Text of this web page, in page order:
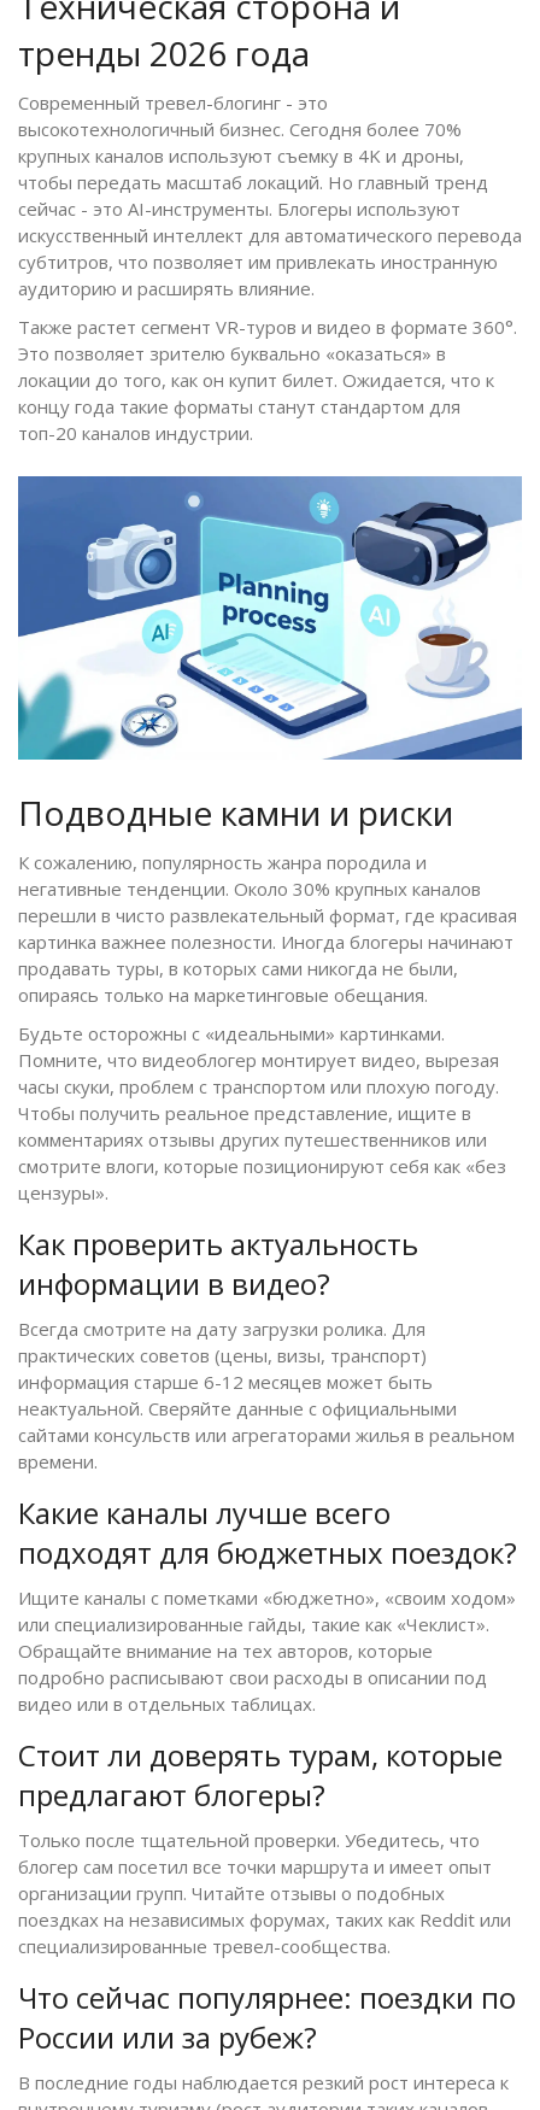
тренды 2026 года
Современный тревел-блогинг - это
высокотехнологичный бизнес. Сегодня более 70%
крупных каналов используют съемку в 4K и дроны,
чтобы передать масштаб локаций. Но главный тренд
сейчас - это AI-инструменты. Блогеры используют
искусственный интеллект для автоматического перевода
субтитров, что позволяет им привлекать иностранную
аудиторию и расширять влияние.
Также растет сегмент VR-туров и видео в формате 360°.
Это позволяет зрителю буквально «оказаться» в
локации до того, как он купит билет. Ожидается, что к
концу года такие форматы станут стандартом для
топ-20 каналов индустрии.
Подводные камни и риски
К сожалению, популярность жанра породила и
негативные тенденции. Около 30% крупных каналов
перешли в чисто развлекательный формат, где красивая
картинка важнее полезности. Иногда блогеры начинают
продавать туры, в которых сами никогда не были,
опираясь только на маркетинговые обещания.
Будьте осторожны с «идеальными» картинками.
Помните, что видеоблогер монтирует видео, вырезая
часы скуки, проблем с транспортом или плохую погоду.
Чтобы получить реальное представление, ищите в
комментариях отзывы других путешественников или
смотрите влоги, которые позиционируют себя как «без
цензуры».
Как проверить актуальность
информации в видео?
Всегда смотрите на дату загрузки ролика. Для
практических советов (цены, визы, транспорт)
информация старше 6-12 месяцев может быть
неактуальной. Сверяйте данные с официальными
сайтами консульств или агрегаторами жилья в реальном
времени.
Какие каналы лучше всего
подходят для бюджетных поездок?
Ищите каналы с пометками «бюджетно», «своим ходом»
или специализированные гайды, такие как «Чеклист».
Обращайте внимание на тех авторов, которые
подробно расписывают свои расходы в описании под
видео или в отдельных таблицах.
Стоит ли доверять турам, которые
предлагают блогеры?
Только после тщательной проверки. Убедитесь, что
блогер сам посетил все точки маршрута и имеет опыт
организации групп. Читайте отзывы о подобных
поездках на независимых форумах, таких как Reddit или
специализированные тревел-сообщества.
Что сейчас популярнее: поездки по
России или за рубеж?
В последние годы наблюдается резкий рост интереса к